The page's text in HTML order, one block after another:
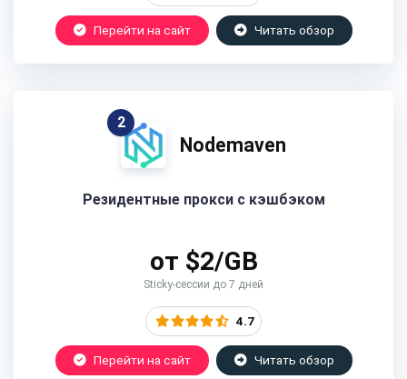
Перейти на сайт Читать обзор
2
Nodemaven
Резидентные прокси с кэшбэком
от $2/GB
Sticky-сессии до 7 дней
4.7
Перейти на сайт Читать обзор